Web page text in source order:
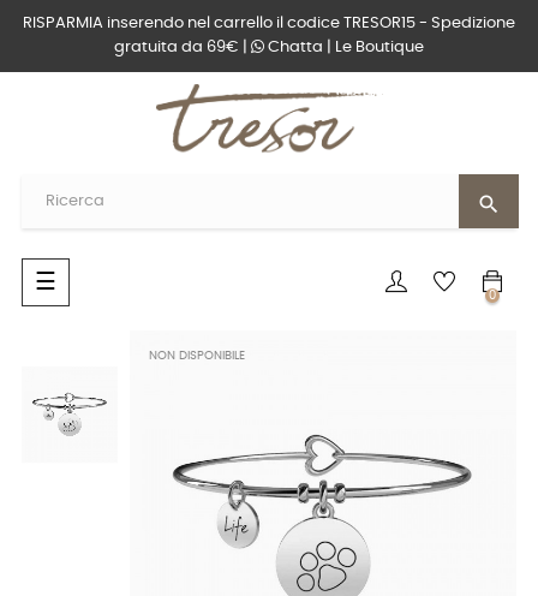
RISPARMIA inserendo nel carrello il codice TRESOR15 - Spedizione
gratuita da 69€ |
Chatta Le Boutique
search
navigazione
Toggle
☰
0
NON DISPONIBILE